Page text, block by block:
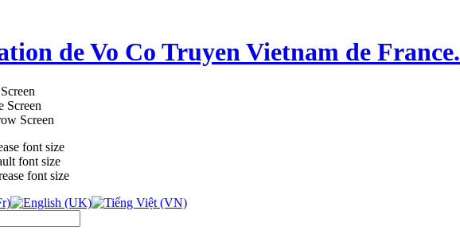
de Vo Co Truyen Vietnam de France.